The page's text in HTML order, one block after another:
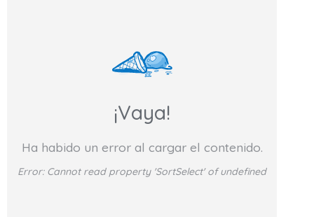
¡Vaya!
Ha habido un error al cargar el contenido.
Error: Cannot read property 'SortSelect' of undefined